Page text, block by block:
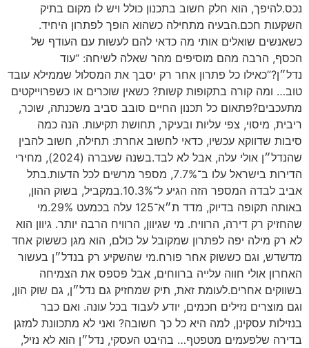
נכס.להיפך, הוא חלק חשוב בתכנון כולל ויש לו מקום בתיק
השקעות חכם.הבעיה מתחילה כשהוא הופך לפתרון היחיד.
כשאנשים שואלים אותי מה כדאי להם לעשות עם העודף של
הכסף, הרבה מהם מוסיפים מהר שאלה לשיחה: “עוד
נדל״ן?”כאילו כל פתרון אחר רק יסבך את המסלול שממילא עובד
טוב… ומה קורה בתקופות קשות? כשאין שוכרים או כשפרוייקטים
מתעכבים?פתאום כל תכנון החיים סובב סביב משכנתה, שוכר,
ריבית, מיסוי, צפי עליות ובעיקר, תחושת תקיעות. הנה כמה
סיבות שדווקא עכשיו, כדאי לחשוב אחרת: תחילה, חשוב להבין
שהנדל״ן אולי עלה, אבל לא לבד.בשנה שעברה (2024), מחירי
הדירות בישראל עלו ב־7.7%, מספר מרשים לכל הדעות.בתל
אביב לבדה המספר הזה הגיע ל־10.3%.במקביל, בשוק ההון,
באותה תקופה בדיוק, מדד ת״א־125 עלה בכמעט 29%.מי
שהחזיק רק דירה, הרוויח. מי שגיוון, הרוויח הרבה יותר. גיוון הוא
לא רק מילה יפה לפתרון שמקובל על כולם, הוא מגן כששוק אחד
מדשדש, וגם כששוק אחר פורח.מי שהשקיע רק בנדל״ן בעשור
האחרון אולי חווה עלייה ברווחים, אבל פספס את הצמיחה
בשווקים אחרים.לעומת זאת, תיק שמחזיק גם נדל״ן, גם שוק הון,
וגם מוצרים נזילים חכמים, יודע לעבוד בכל עונה. ואם כבר
בנזילות עסקינן, למה היא כל כך חשובה? ואני לא מתכוונת למזגן
בדירה שלפעמים מטפטף… בהיבט העסקי, נדל״ן הוא לא נזיל,